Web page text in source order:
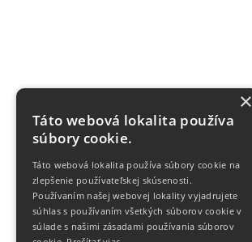
×
Táto webová lokalita používa
súbory cookie.
Táto webová lokalita používa súbory cookie na
zlepšenie používateľskej skúsenosti.
Používaním našej webovej lokality vyjadrujete
súhlas s používaním všetkých súborov cookie v
súlade s našimi zásadami používania súborov